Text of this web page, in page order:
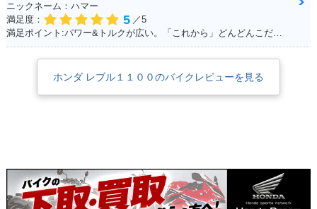
ニックネーム：ハマー
満足度：
5 ／5
満足ポイント:パワー&トルクが広い。「これから」どんどんこだわっていくのが楽しみ！
ホンダ レブル１１００のバイクレビューを見る